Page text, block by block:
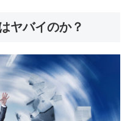
ヤバイのか？